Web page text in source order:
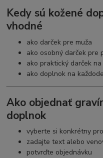
Kedy sú kožené
vhodné
ako darček pre muža
ako osobný darček pre
ako praktický darček
ako doplnok na
Ako objednať
doplnok
vyberte si konkrétny
zadajte text alebo
potvrďte objednávku